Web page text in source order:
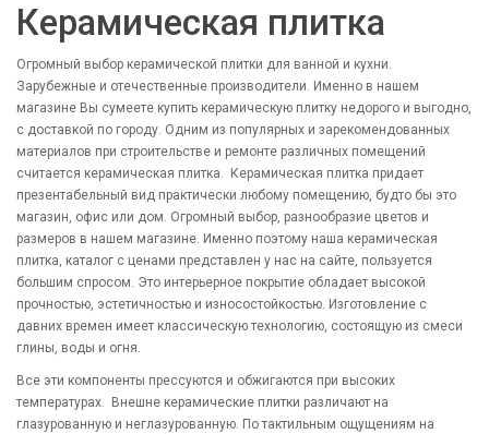
Керамическая плитка
Огромный выбор керамической плитки для ванной и кухни.
Зарубежные и отечественные производители. Именно в нашем
магазине Вы сумеете купить керамическую плитку недорого и выгодно,
с доставкой по городу. Одним из популярных и зарекомендованных
материалов при строительстве и ремонте различных помещений
считается керамическая плитка. Керамическая плитка придает
презентабельный вид практически любому помещению, будто бы это
магазин, офис или дом. Огромный выбор, разнообразие цветов и
размеров в нашем магазине. Именно поэтому наша керамическая
плитка, каталог с ценами представлен у нас на сайте, пользуется
большим спросом. Это интерьерное покрытие обладает высокой
прочностью, эстетичностью и износостойкостью. Изготовление с
давних времен имеет классическую технологию, состоящую из смеси
глины, воды и огня.
Все эти компоненты прессуются и обжигаются при высоких
температурах. Внешне керамические плитки различают на
глазурованную и неглазурованную. По тактильным ощущениям на